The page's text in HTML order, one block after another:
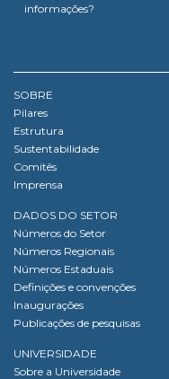
informações?
SOBRE
Pilares
Estrutura
Sustentabilidade
Comitês
Imprensa
DADOS DO SETOR
Números do Setor
Números Regionais
Números Estaduais
Definições e convenções
Inaugurações
Publicações de pesquisas
UNIVERSIDADE
Sobre a Universidade